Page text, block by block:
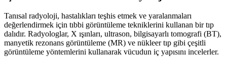
Tanısal radyoloji, hastalıkları teşhis etmek ve yaralanmaları
değerlendirmek için tıbbi görüntüleme tekniklerini kullanan bir tıp
dalıdır. Radyologlar, X ışınları, ultrason, bilgisayarlı tomografi (BT),
manyetik rezonans görüntüleme (MR) ve nükleer tıp gibi çeşitli
görüntüleme yöntemlerini kullanarak vücudun iç yapısını incelerler.